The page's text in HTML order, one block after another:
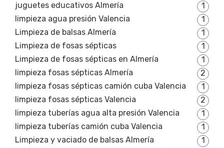
juguetes educativos Almería
1
limpieza agua presión Valencia
1
Limpieza de balsas Almería
1
Limpieza de fosas sépticas
1
Limpieza de fosas sépticas en Almería
1
limpieza fosas sépticas Almería
2
limpieza fosas sépticas camión cuba Valencia
1
limpieza fosas sépticas Valencia
2
limpieza tuberías agua alta presión Valencia
1
limpieza tuberías camión cuba Valencia
1
Limpieza y vaciado de balsas Almería
1